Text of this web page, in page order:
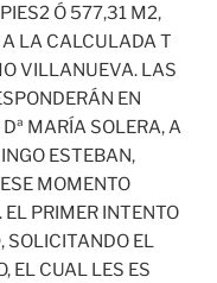
Ó 577,31 M2,
LA CALCULADA T
VILLANUEVA. LAS
EN
MARÍA SOLERA, A
ESTEBAN,
MOMENTO
EL PRIMER INTENTO
SOLICITANDO EL
EL CUAL LES ES